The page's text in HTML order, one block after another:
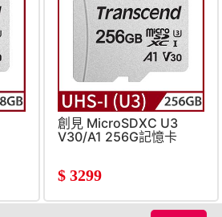
創見 MicroSDXC U3
V30/A1 256G記憶卡
$ 3299